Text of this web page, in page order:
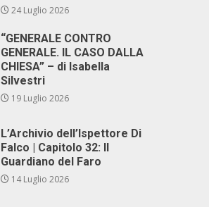
24 Luglio 2026
“GENERALE CONTRO
GENERALE. IL CASO DALLA
CHIESA” – di Isabella
Silvestri
19 Luglio 2026
L’Archivio dell’Ispettore Di
Falco | Capitolo 32: Il
Guardiano del Faro
14 Luglio 2026